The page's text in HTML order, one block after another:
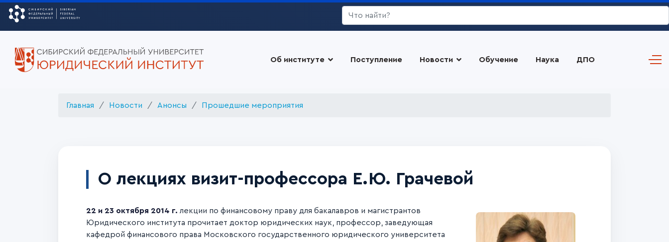
Искать...
Об институте Поступление Новости Обучение Наука ДПО
Главная Новости Анонсы Прошедшие мероприятия
О лекциях визит-профессора Е.Ю. Грачевой
22 и 23 октября 2014 г. лекции по финансовому праву для бакалавров и магистрантов
Юридического института прочитает доктор юридических наук, профессор, заведующая
кафедрой финансового права Московского государственного юридического университета